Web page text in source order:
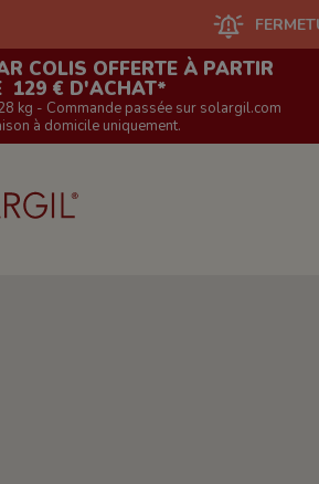
FERMETURE
COLIS OFFERTE À PARTIR
129 € D'ACHAT*
kg - Commande passée sur solargil.com
à domicile uniquement.